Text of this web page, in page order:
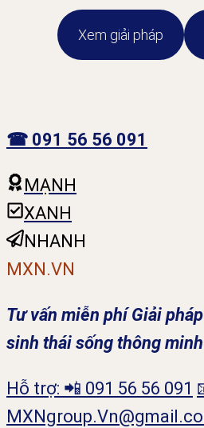
Xem giải pháp
☎ 091 56 56 091
MẠNH
XANH
NHANH
MXN.VN
Tư vấn miễn phí Giải
sinh thái sống thông minh
Hỗ trợ: 📲 091 56 56 091